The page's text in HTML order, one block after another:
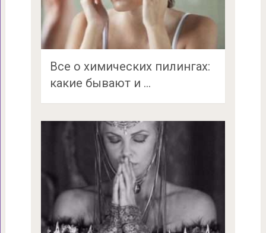
Все о химических пилингах:
какие бывают и …